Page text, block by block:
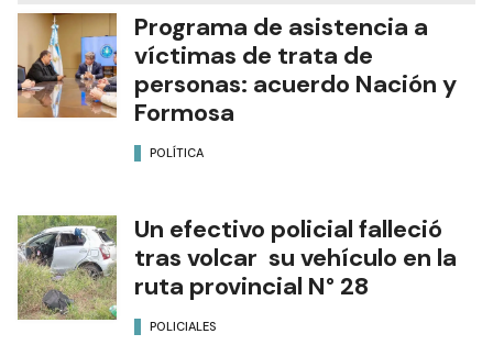
Programa de asistencia a
víctimas de trata de
personas: acuerdo Nación y
Formosa
POLÍTICA
Un efectivo policial falleció
tras volcar su vehículo en la
ruta provincial N° 28
POLICIALES